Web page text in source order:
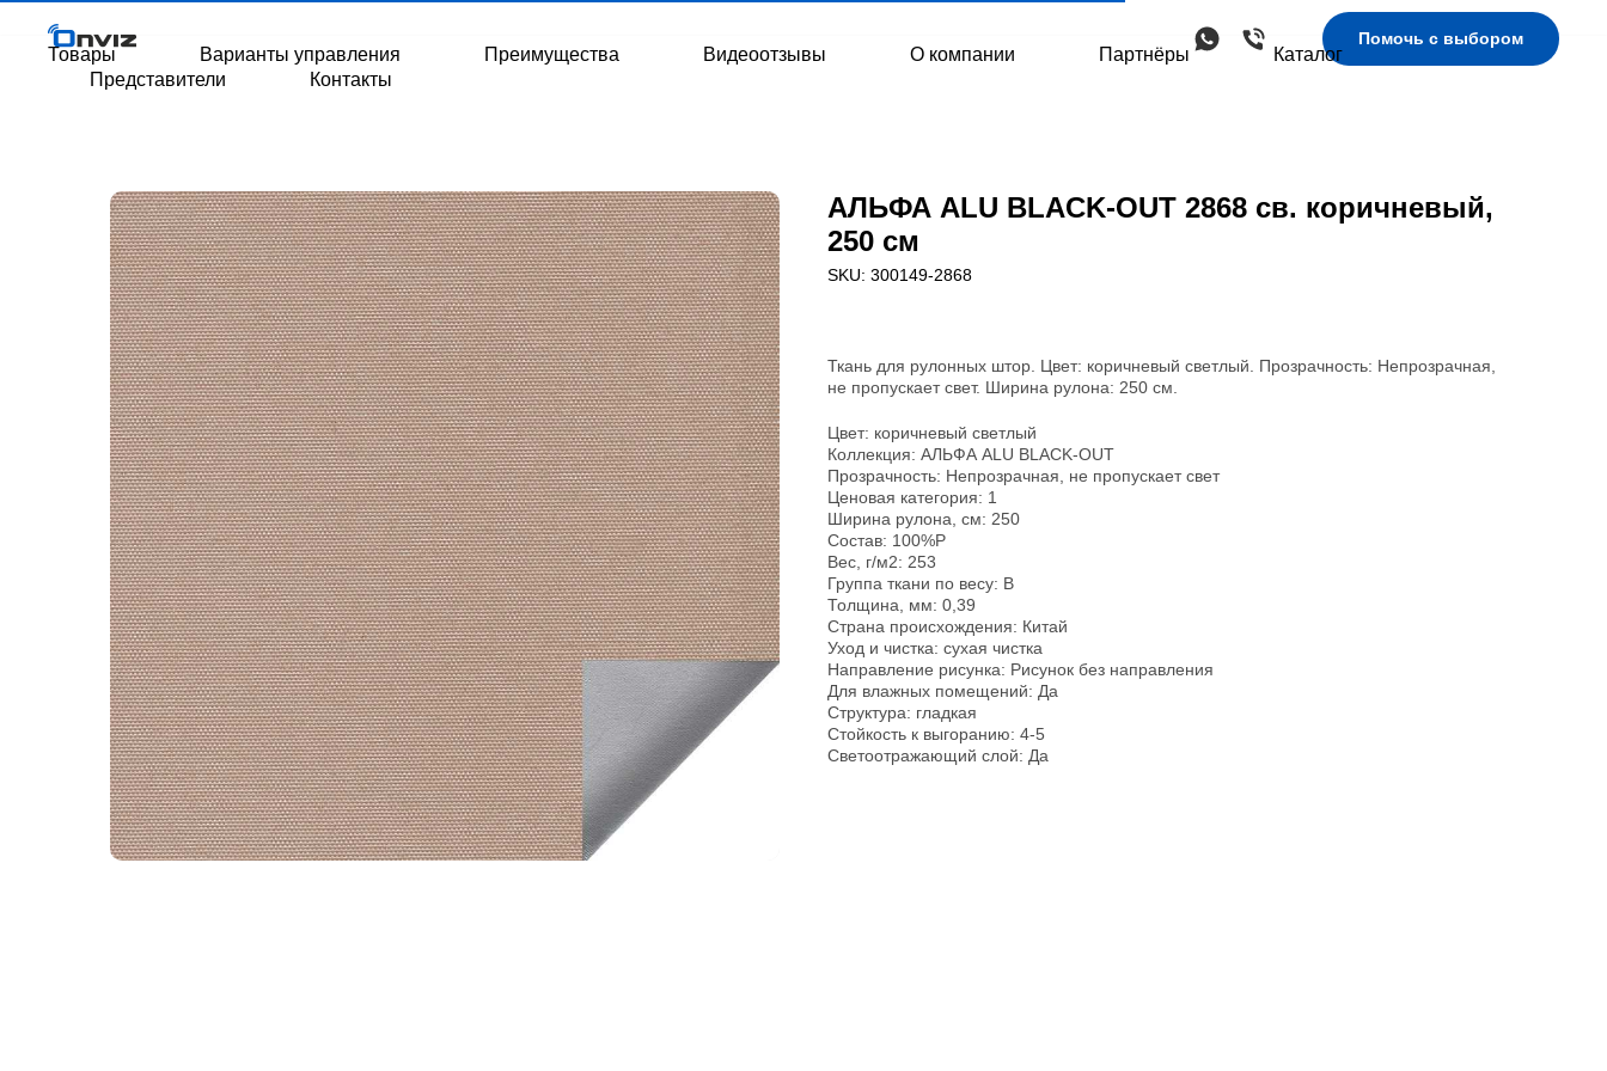
Помочь с выбором
Товары Варианты управления Преимущества Видеоотзывы О компании Партнёры
Каталог
Представители
Контакты
АЛЬФА ALU BLACK-OUT 2868 св. коричневый,
250 см
SKU: 300149-2868
Ткань для рулонных штор. Цвет: коричневый светлый. Прозрачность: Непрозрачная,
не пропускает свет. Ширина рулона: 250 см.
Цвет: коричневый светлый
Коллекция: АЛЬФА ALU BLACK-OUT
Прозрачность: Непрозрачная, не пропускает свет
Ценовая категория: 1
Ширина рулона, см: 250
Состав: 100%P
Вес, г/м2: 253
Группа ткани по весу: B
Толщина, мм: 0,39
Страна происхождения: Китай
Уход и чистка: сухая чистка
Направление рисунка: Рисунок без направления
Для влажных помещений: Да
Структура: гладкая
Стойкость к выгоранию: 4-5
Светоотражающий слой: Да
WhatsApp